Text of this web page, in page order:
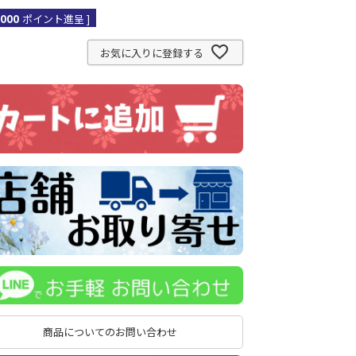
ポイント進呈 ]
お気に入りに登録する
商品についてのお問い合わせ